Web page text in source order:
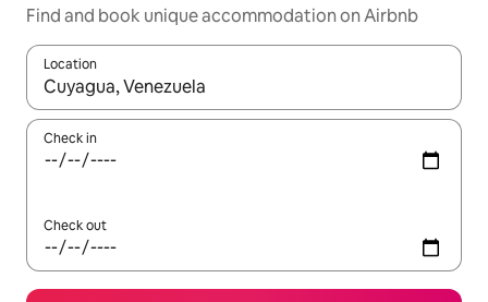
Find and book unique accommodation on Airbnb
Location
When results are available, navigate with the up and down
Check in
Check out